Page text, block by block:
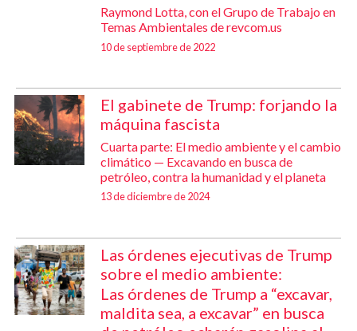
Raymond Lotta, con el Grupo de Trabajo en
Temas Ambientales de revcom.us
10 de septiembre de 2022
El gabinete de Trump: forjando la
máquina fascista
Cuarta parte: El medio ambiente y el cambio
climático — Excavando en busca de
petróleo, contra la humanidad y el planeta
13 de diciembre de 2024
Las órdenes ejecutivas de Trump
sobre el medio ambiente:
Las órdenes de Trump a “excavar,
maldita sea, a excavar” en busca